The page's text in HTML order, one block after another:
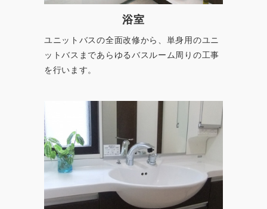
ユニットバスの全面改修から、単身用のユニ
ットバスまであらゆるバスルーム周りの工事
を行います。